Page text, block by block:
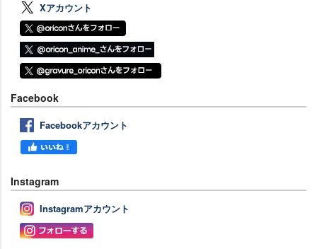
Xアカウント
Facebook
Facebookアカウント
Instagram
Instagramアカウント